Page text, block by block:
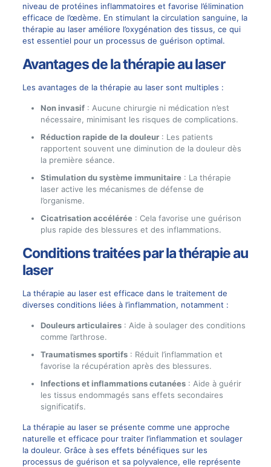
niveau de protéines inflammatoires et favorise l’élimination
efficace de l’œdème. En stimulant la circulation sanguine, la
thérapie au laser améliore l’oxygénation des tissus, ce qui
est essentiel pour un processus de guérison optimal.
Avantages de la thérapie au laser
Les avantages de la thérapie au laser sont multiples :
Non invasif: Aucune chirurgie ni médication n’est
nécessaire, minimisant les risques de complications.
Réduction rapide de la douleur: Les patients
rapportent souvent une diminution de la douleur dès
la première séance.
Stimulation du système immunitaire: La thérapie
laser active les mécanismes de défense de
l’organisme.
Cicatrisation accélérée: Cela favorise une guérison
plus rapide des blessures et des inflammations.
Conditions traitées par la thérapie au
laser
La thérapie au laser est efficace dans le traitement de
diverses conditions liées à l’inflammation, notamment :
Douleurs articulaires: Aide à soulager des conditions
comme l’arthrose.
Traumatismes sportifs: Réduit l’inflammation et
favorise la récupération après des blessures.
Infections et inflammations cutanées: Aide à guérir
les tissus endommagés sans effets secondaires
significatifs.
La thérapie au laser se présente comme une approche
naturelle et efficace pour traiter l’inflammation et soulager
la douleur. Grâce à ses effets bénéfiques sur les
processus de guérison et sa polyvalence, elle représente